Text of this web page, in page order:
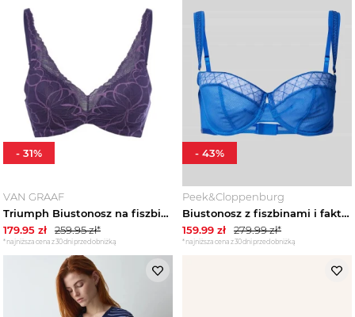
VAN GRAAF
Triumph Biustonosz na fiszbinach - Body Make-Up Illusion Lace Kobiety lila
179.95 zł 259.95zł*
*najniższa cena z 30 dni przed obniżką
- 31%
Peek&Cloppenburg
Biustonosz z fiszbinami i fakturowanym wzorem Triumph Królewski niebieski
159.99 zł 279.99zł*
*najniższa cena z 30 dni przed obniżką
- 43%